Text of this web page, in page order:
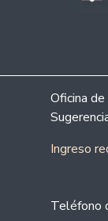
Oficina
Ingreso
Teléfono